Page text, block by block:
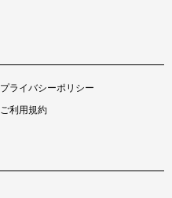
プライバシーポリシー
ご利用規約